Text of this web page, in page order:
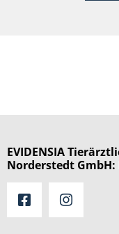
EVIDENSIA
Norderstedt